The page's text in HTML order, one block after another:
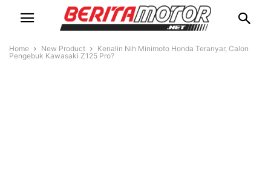
Home New Product
Kenalin Nih Minimoto Honda Teranyar, Calon
Pengebuk Kawasaki Z125 Pro?